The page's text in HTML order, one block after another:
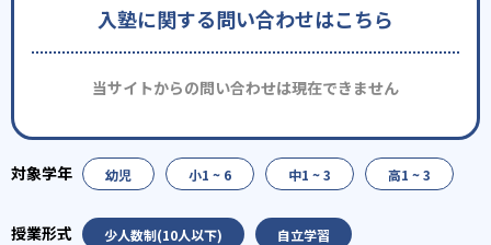
入塾に関する問い合わせはこちら
当サイトからの問い合わせは現在できません
幼児 小1 ~ 6 中1 ~ 3 高1 ~ 3
少人数制(10人以下) 自立学習